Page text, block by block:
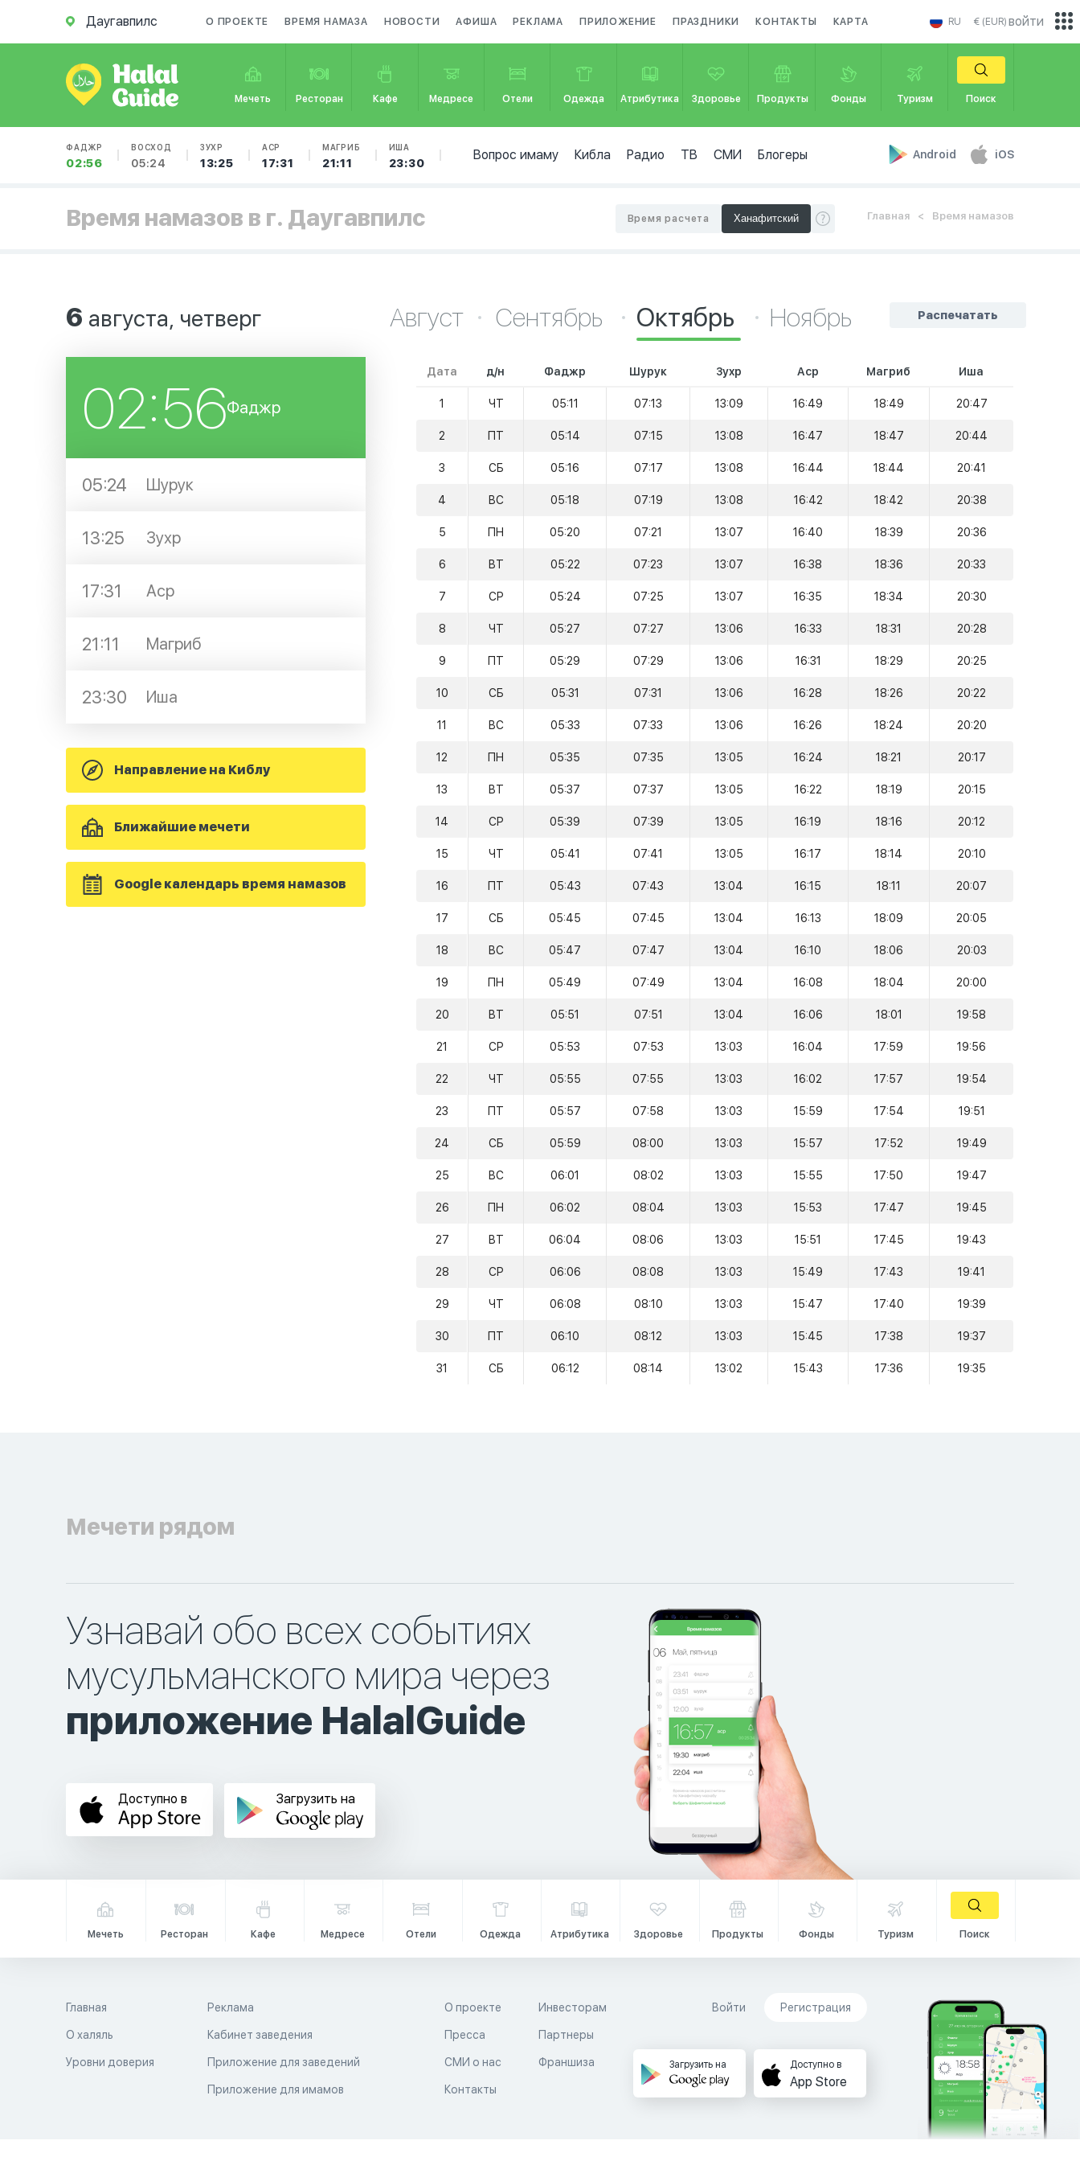
Даугавпилс О ПРОЕКТЕ ВРЕМЯ НАМАЗА НОВОСТИ АФИША РЕКЛАМА ПРИЛОЖЕНИЕ ПРАЗДНИКИ КОНТАКТЫ КАРТА RU € (EUR)
Мечеть Ресторан Кафе Медресе Отели Одежда Атрибутика Здоровье Продукты Фонды Туризм Поиск
ФАДЖР
02:56
ВОСХОД
05:24
ЗУХР
13:25
АСР
17:31
МАГРИБ
21:11
ИША
23:30
Вопрос имаму Кибла Радио ТВ СМИ Блогеры Android iOS
войти
Время намазов в г. Даугавпилс Главная Время намазов
Время расчета
6 августа, четверг
02:56Фаджр
05:24 Шурук
13:25 Зухр
17:31 Аср
21:11 Магриб
23:30 Иша
Направление на Киблу
Ближайшие мечети
Google календарь время намазов
Распечатать
Август Сентябрь Октябрь Ноябрь
Дата д/н Фаджр Шурук Зухр Аср Магриб Иша
1 ЧТ 05:11 07:13 13:09 16:49 18:49 20:47
2 ПТ 05:14 07:15 13:08 16:47 18:47 20:44
3 СБ 05:16 07:17 13:08 16:44 18:44 20:41
4 ВС 05:18 07:19 13:08 16:42 18:42 20:38
5 ПН 05:20 07:21 13:07 16:40 18:39 20:36
6 ВТ 05:22 07:23 13:07 16:38 18:36 20:33
7 СР 05:24 07:25 13:07 16:35 18:34 20:30
8 ЧТ 05:27 07:27 13:06 16:33 18:31 20:28
9 ПТ 05:29 07:29 13:06 16:31 18:29 20:25
10 СБ 05:31 07:31 13:06 16:28 18:26 20:22
11 ВС 05:33 07:33 13:06 16:26 18:24 20:20
12 ПН 05:35 07:35 13:05 16:24 18:21 20:17
13 ВТ 05:37 07:37 13:05 16:22 18:19 20:15
14 СР 05:39 07:39 13:05 16:19 18:16 20:12
15 ЧТ 05:41 07:41 13:05 16:17 18:14 20:10
16 ПТ 05:43 07:43 13:04 16:15 18:11 20:07
17 СБ 05:45 07:45 13:04 16:13 18:09 20:05
18 ВС 05:47 07:47 13:04 16:10 18:06 20:03
19 ПН 05:49 07:49 13:04 16:08 18:04 20:00
20 ВТ 05:51 07:51 13:04 16:06 18:01 19:58
21 СР 05:53 07:53 13:03 16:04 17:59 19:56
22 ЧТ 05:55 07:55 13:03 16:02 17:57 19:54
23 ПТ 05:57 07:58 13:03 15:59 17:54 19:51
24 СБ 05:59 08:00 13:03 15:57 17:52 19:49
25 ВС 06:01 08:02 13:03 15:55 17:50 19:47
26 ПН 06:02 08:04 13:03 15:53 17:47 19:45
27 ВТ 06:04 08:06 13:03 15:51 17:45 19:43
28 СР 06:06 08:08 13:03 15:49 17:43 19:41
29 ЧТ 06:08 08:10 13:03 15:47 17:40 19:39
30 ПТ 06:10 08:12 13:03 15:45 17:38 19:37
31 СБ 06:12 08:14 13:02 15:43 17:36 19:35
Мечети рядом
Узнавай обо всех событиях
мусульманского мира через
приложение HalalGuide
Доступно в Загрузить на
Мечеть Ресторан Кафе Медресе Отели Одежда Атрибутика Здоровье Продукты Фонды Туризм Поиск
Главная
О халяль
Уровни доверия
Реклама
Кабинет заведения
Приложение для заведений
Приложение для имамов
О проекте
Пресса
СМИ о нас
Контакты
Инвесторам
Партнеры
Франшиза
Войти Регистрация
Загрузить на Доступно в
App Store